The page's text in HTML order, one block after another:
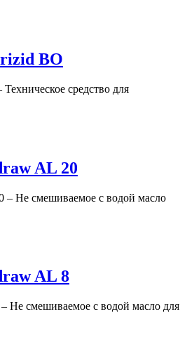
BO
средство для
AL 20
– Не смешиваемое с водой масло
AL 8
Не смешиваемое с водой масло для